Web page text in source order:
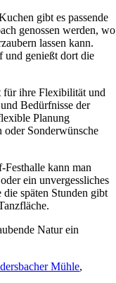
gibt es passende
genossen werden, wo
lassen kann.
und genießt dort die
für ihre Flexibilität und
Bedürfnisse der
Planung
Sonderwünsche
kann man
ein unvergessliches
späten Stunden gibt
Natur ein
Mühle,